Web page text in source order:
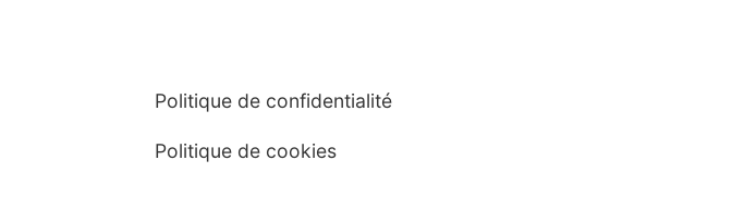
Politique de confidentialité
Politique de cookies